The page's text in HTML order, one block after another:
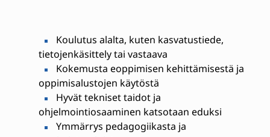
Koulutus alalta, kuten kasvatustiede,
tietojenkäsittely tai vastaava
Kokemusta eoppimisen kehittämisestä ja
oppimisalustojen käytöstä
Hyvät tekniset taidot ja
ohjelmointiosaaminen katsotaan eduksi
Ymmärrys pedagogiikasta ja